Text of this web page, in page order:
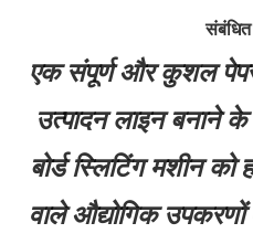
संबंधित
एक संपूर्ण और कुशल
उत्पादन लाइन बनाने
बोर्ड स्लिटिंग मशीन
वाले औद्योगिक